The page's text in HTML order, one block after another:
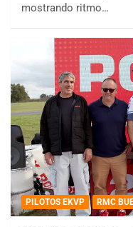
mostrando ritmo…
PILOTOS EKVP RMC